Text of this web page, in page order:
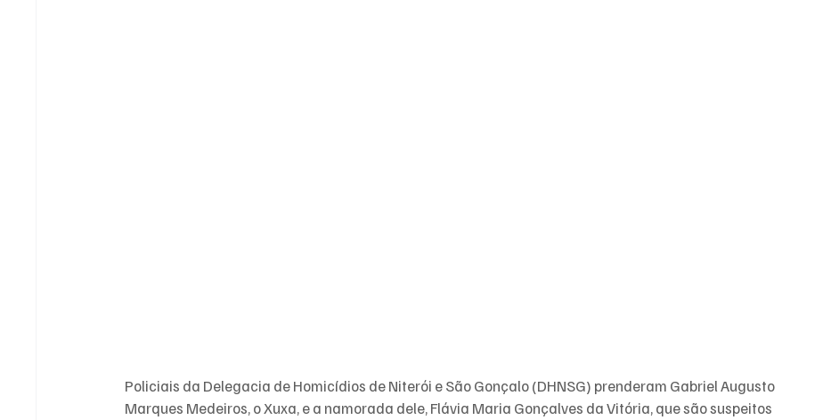
Policiais da Delegacia de Homicídios de Niterói e São Gonçalo (DHNSG) prenderam Gabriel Augusto
Marques Medeiros, o Xuxa, e a namorada dele, Flávia Maria Gonçalves da Vitória, que são suspeitos